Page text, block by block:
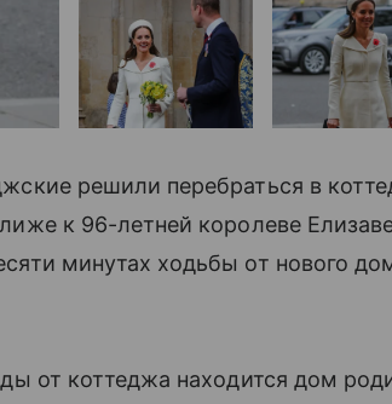
решили перебраться в
к 96-летней королеве
минутах ходьбы от нового
от коттеджа находится дом